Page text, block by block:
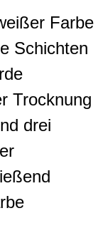
Farbe
Schichten
Trocknung
drei